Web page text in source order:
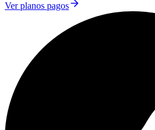
Ver planos pagos